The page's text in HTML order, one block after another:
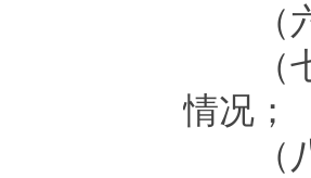
（六
（七
情况；
（八